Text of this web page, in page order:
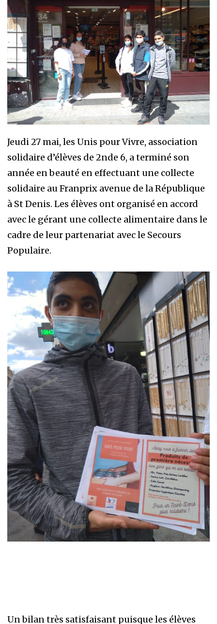
Jeudi 27 mai, les Unis pour Vivre, association
solidaire d’élèves de 2nde 6, a terminé son
année en beauté en effectuant une collecte
solidaire au Franprix avenue de la République
à St Denis. Les élèves ont organisé en accord
avec le gérant une collecte alimentaire dans le
cadre de leur partenariat avec le Secours
Populaire.
Un bilan très satisfaisant puisque les élèves